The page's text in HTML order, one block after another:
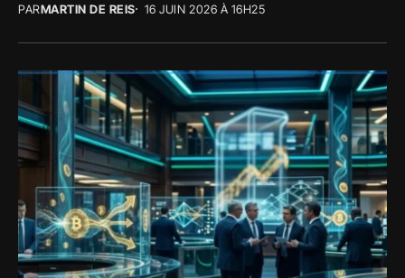
PARMARTIN DE REIS 16 JUIN 2026 À 16H25